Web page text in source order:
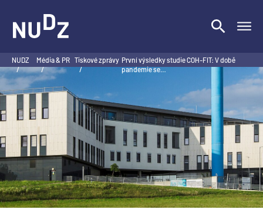
NUDZ
/
Média & PR
/
Tiskové zprávy
/
První výsledky studie COH-FIT: V době
pandemie se…